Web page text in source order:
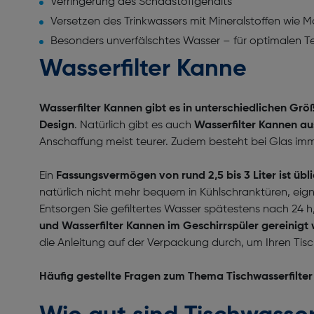
Versetzen des Trinkwassers mit Mineralstoffen wie
Besonders unverfälschtes Wasser – für optimalen
Wasserfilter Kanne
Wasserfilter Kannen gibt es in unterschiedlichen
Design. Natürlich gibt es auch Wasserfilter Kannen
Anschaffung meist teurer. Zudem besteht bei Glas
Ein Fassungsvermögen von rund 2,5 bis 3 Liter ist
natürlich nicht mehr bequem in Kühlschranktüren,
Entsorgen Sie gefiltertes Wasser spätestens nach
und Wasserfilter Kannen im Geschirrspüler gereinigt
die Anleitung auf der Verpackung durch, um Ihren
Häufig gestellte Fragen zum Thema Tischwasserfilter